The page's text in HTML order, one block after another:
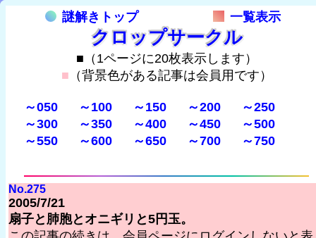
謎解きトップ 一覧表示
クロップサークル
■（1ページに20枚表示します）
■ （背景色がある記事は会員用です）
～050 ～100 ～150 ～200
～250
～300
～350 ～400 ～450
～500
～550
～600 ～650 ～700 ～750
No.275
2005/7/21
扇子と肺胞とオニギリと5円玉。